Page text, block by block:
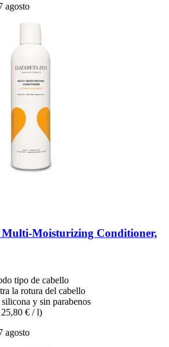
agosto
Multi-​Moisturizing Conditioner,
tipo de cabello
la rotura del cabello
y sin parabenos
€ / l)
agosto